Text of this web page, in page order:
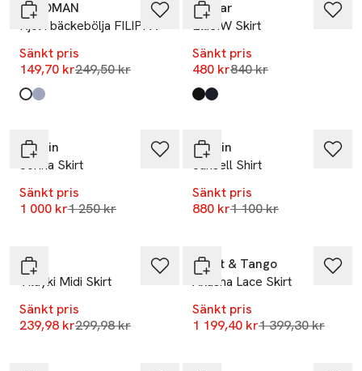
Å WOMAN
Kjol i bäckebölja FILIPPA
Sänkt pris
149,70 krLägsta pris 30 dagar
249,50 kr
Produkten finns i färgerna:
White
Blue Stripe
Inwear
EllieIW Skirt
Sänkt pris
480 krLägsta pris 30 dagar
840 kr
Produkten finns i färgerna:
Black
Marine Blue
Stylein
Jorina Skirt
Sänkt pris
1 000 krLägsta pris 30 dagar
1 250 kr
Stylein
Jansell Shirt
Sänkt pris
880 krLägsta pris 30 dagar
1 100 kr
Vila
Vilayki Midi Skirt
Sänkt pris
239,98 krLägsta pris 30 dagar
299,98 kr
Twist & Tango
Akasha Lace Skirt
Sänkt pris
1 199,40 krLägsta pris 30
1 399,30 kr